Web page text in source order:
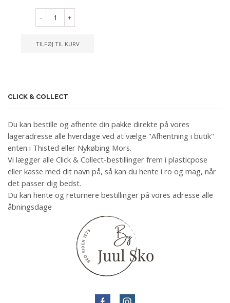
- +
TILFØJ TIL KURV
CLICK & COLLECT
Du kan bestille og afhente din pakke direkte på vores
lageradresse alle hverdage ved at vælge "Afhentning i butik"
enten i Thisted eller Nykøbing Mors.
Vi lægger alle Click & Collect-bestillinger frem i plasticpose
eller kasse med dit navn på, så kan du hente i ro og mag, når
det passer dig bedst.
Du kan hente og returnere bestillinger på vores adresse alle
åbningsdage